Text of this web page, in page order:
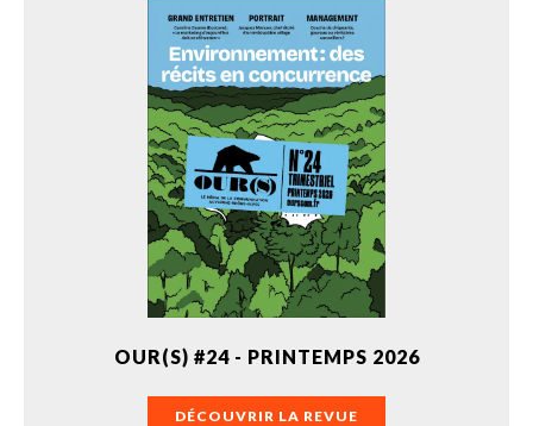
OUR(S) #24 - PRINTEMPS 2026
DÉCOUVRIR LA REVUE